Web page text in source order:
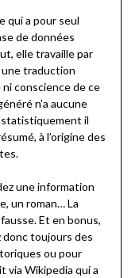
qui a pour seul
de données
elle travaille par
une traduction
ni conscience de ce
n’a aucune
statistiquement il
à l’origine des
une information
un roman… La
Et en bonus,
donc toujours des
ou pour
via Wikipedia qui a